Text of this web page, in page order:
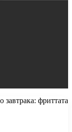
завтрака: фриттата